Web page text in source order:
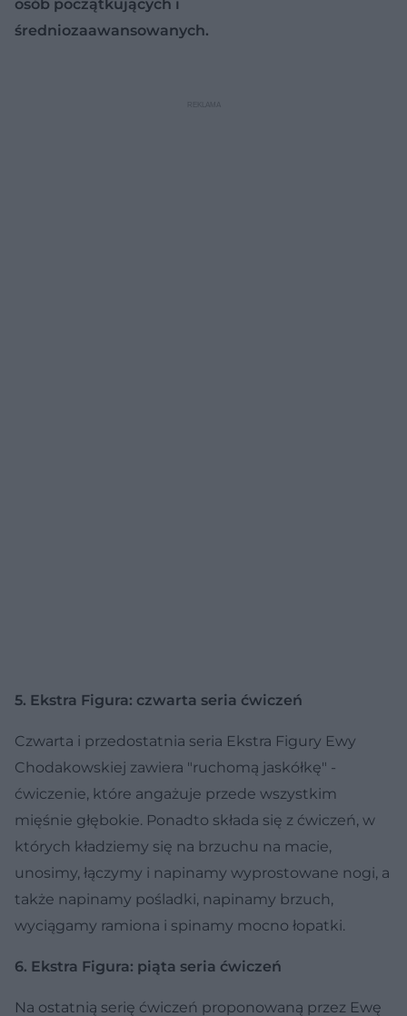
osób początkujących i
średniozaawansowanych.
5. Ekstra Figura: czwarta seria ćwiczeń
Czwarta i przedostatnia seria Ekstra Figury Ewy
Chodakowskiej zawiera "ruchomą jaskółkę" -
ćwiczenie, które angażuje przede wszystkim
mięśnie głębokie. Ponadto składa się z ćwiczeń, w
których kładziemy się na brzuchu na macie,
unosimy, łączymy i napinamy wyprostowane nogi, a
także napinamy pośladki, napinamy brzuch,
wyciągamy ramiona i spinamy mocno łopatki.
6. Ekstra Figura: piąta seria ćwiczeń
Na ostatnią serię ćwiczeń proponowaną przez Ewę